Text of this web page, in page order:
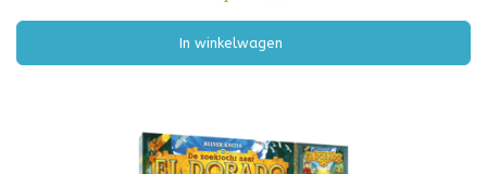
In winkelwagen